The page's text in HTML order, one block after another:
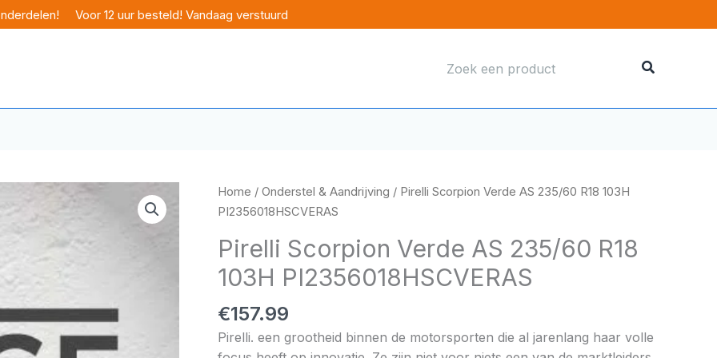
Voor 12 uur besteld! Vandaag verstuurd
naar:
Home / Onderstel & Aandrijving / Pirelli Scorpion Verde AS 235/60 R18 103H
PI2356018HSCVERAS
Pirelli Scorpion Verde AS 235/60 R18
103H PI2356018HSCVERAS
€157.99
Pirelli. een grootheid binnen de motorsporten die al jarenlang haar volle